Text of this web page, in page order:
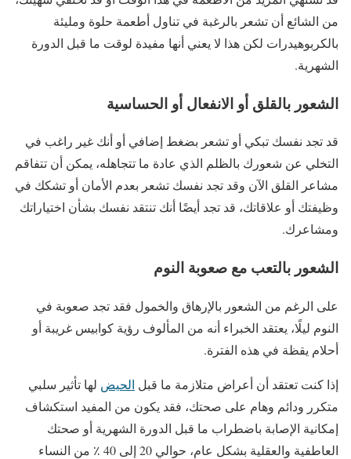
من الشائع أن تشعر بالرغبة في تناول أطعمة حلوة ومليئة
بالكربوهيدرات لكن هذا لا يعني أنها مفيدة لوقت ما قبل الدورة
الشهرية.
الشعور بالقلق أو الانفعال أو الحساسية
قد تجد نفسك تبكي أو تشعر بضغط إضافي أو أنك غير راغب في
التخلي عن شعورك بالظلم الذي عادة ما تتجاهله، يمكن أن تتفاقم
مشاعر القلق الآن وقد تجد نفسك تشعر بعدم الأمان أو تشكك في
وظيفتك أو علاقاتك، قد تجد أيضًا أنك تنتقد نفسك بشأن اختياراتك
ومشاعرك.
الشعور بالتعب مع صعوبة النوم
على الرغم من الشعور بالإرهاق والخمول فقد تجد صعوبة في
النوم ليلًا، يعتقد الخبراء أنه من المألوف رؤية كوابيس غريبة أو
أحلام يقظة في هذه الفترة.
إذا كنت تعتقد أن أعراض متلازمة ما قبل الحيض لها تأثير سلبي
متكرر ودائم وهام على صحتك، فقد يكون من المفيد استكشاف
إمكانية الإصابة باضطراب ما قبل الدورة الشهرية أو صحتك
العاطفية والعقلية بشكل عام، حوالي 20 إلى 40 ٪ من النساء